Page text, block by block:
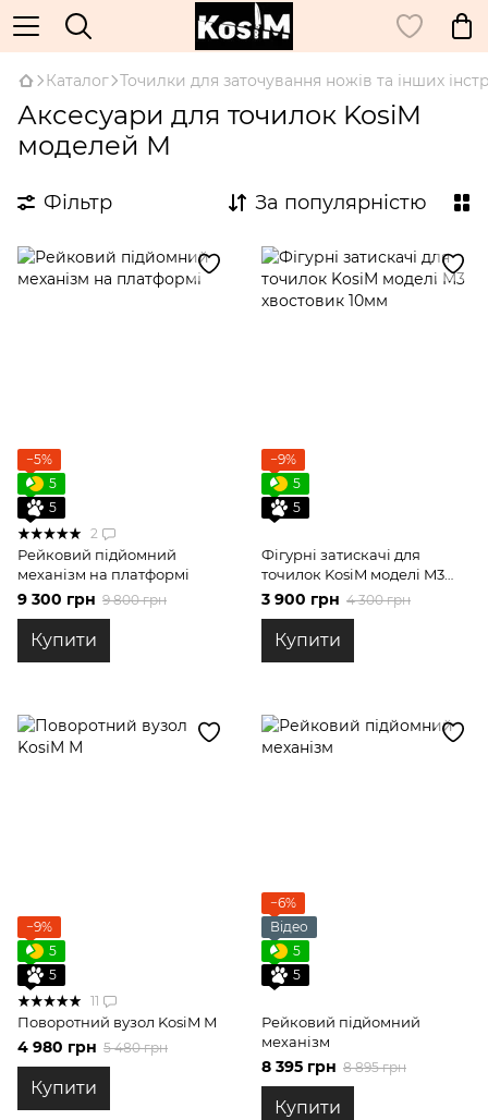
Каталог Точилки для заточування ножів та інших
Аксесуари для точилок KosiM
моделей М
Фільтр За популярністю
−5%
5
5
2
Рейковий підйомний
механізм на платформі
9 300 грн 9 800 грн
Купити
−9%
5
5
Фігурні затискачі для
точилок KosiM моделі M3
хвостовик 10мм
3 900 грн 4 300 грн
Купити
−9%
5
5
11
Поворотний вузол KosiM М
4 980 грн 5 480 грн
Купити
−6%
Відео
5
5
Рейковий підйомний
механізм
8 395 грн 8 895 грн
Купити